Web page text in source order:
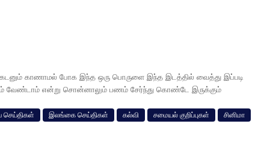
காணாமல் போக இந்த ஒரு பொருளை இந்த இடத்தில் வைத்து இப்படி
வேண்டாம் என்று சொன்னாலும் பணம் சேர்ந்து கொண்டே இருக்கும்
செய்திகள் இலங்கை செய்திகள் கல்வி சமையல் குறிப்புகள்
சினிமா